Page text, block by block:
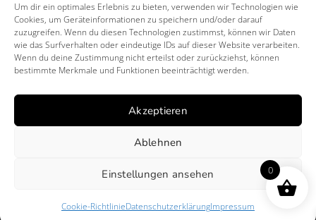
Um dir ein optimales Erlebnis zu bieten, verwenden wir Technologien wie
Cookies, um Geräteinformationen zu speichern und/oder darauf
zuzugreifen. Wenn du diesen Technologien zustimmst, können wir Daten
wie das Surfverhalten oder eindeutige IDs auf dieser Website verarbeiten.
Wenn du deine Zustimmung nicht erteilst oder zurückziehst, können
bestimmte Merkmale und Funktionen beeinträchtigt werden.
Akzeptieren
Ablehnen
Einstellungen ansehen
Cookie-RichtlinieDatenschutzerklärungImpressum
ImpressumDatenschutzerklärung
Cookie Richtlinie (EU)
Website mit ❤️ erstellt von we-make-
marketing.com
0